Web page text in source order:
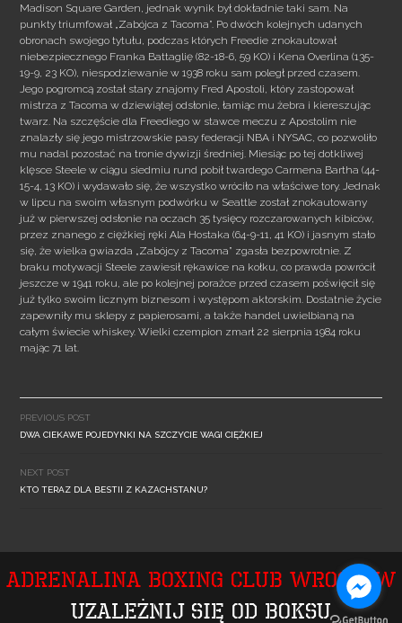
Madison Square Garden, jednak wynik był dokładnie taki sam. Na
punkty triumfował „Zabójca z Tacoma”. Po dwóch kolejnych udanych
obronach swojego tytułu, podczas których Freedie znokautował
niebezpiecznego Franka Battaglię (82-18-6, 59 KO) i Kena Overlina (135-
19-9, 23 KO), niespodziewanie w 1938 roku sam poległ przed czasem.
Jego pogromcą został stary znajomy Fred Apostoli, który zastopował
mistrza z Tacoma w dziewiątej odsłonie, łamiąc mu żebra i kiereszując
twarz. Na szczęście dla Freediego w stawce meczu z Apostolim nie
znalazły się jego mistrzowskie pasy federacji NBA i NYSAC, co pozwoliło
mu nadal pozostać na tronie dywizji średniej. Miesiąc po tej dotkliwej
klęsce Steele w ciągu siedmiu rund pobił twardego Carmena Bartha (44-
15-4, 13 KO) i wydawało się, że wszystko wróciło na właściwe tory. Jednak
w lipcu na swoim własnym podwórku w Seattle został znokautowany
już w pierwszej odsłonie na oczach 35 tysięcy rozczarowanych kibiców,
przez znanego z ciężkiej ręki Ala Hostaka (64-9-11, 41 KO) i jasnym stało
się, że wielka gwiazda „Zabójcy z Tacoma” zgasła bezpowrotnie. Z
braku motywacji Steele zawiesił rękawice na kołku, co prawda powrócił
jeszcze w 1941 roku, ale po kolejnej porażce przed czasem poświęcił się
już tylko swoim licznym biznesom i występom aktorskim. Dostatnie życie
zapewniły mu sklepy z papierosami, a także handel uwielbianą na
całym świecie whiskey. Wielki czempion zmarł 22 sierpnia 1984 roku
mając 71 lat.
navigation
PREVIOUS POST
DWA CIEKAWE POJEDYNKI NA SZCZYCIE WAGI CIĘŻKIEJ
NEXT POST
KTO TERAZ DLA BESTII Z KAZACHSTANU?
Adrenalina Boxing Club Wrocław
Uzależnij się od boksu